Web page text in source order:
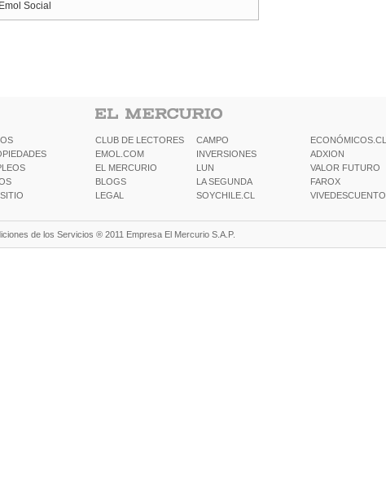
Social
CLUB DE LECTORES
EMOL.COM
EL MERCURIO
BLOGS
LEGAL
CAMPO
INVERSIONES
LUN
LA SEGUNDA
SOYCHILE.CL
ECONÓMICOS.CL
ADXION
VALOR FUTURO
FAROX
de los Servicios ® 2011 Empresa El Mercurio S.A.P.